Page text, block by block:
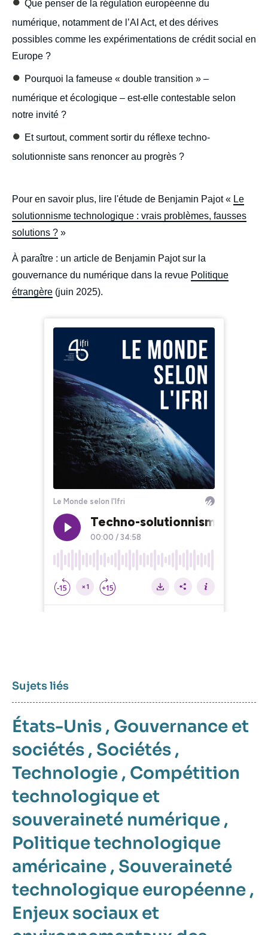
Que penser de la régulation européenne du
numérique, notamment de l’AI Act, et des dérives
possibles comme les expérimentations de crédit social en
Europe ?
● Pourquoi la fameuse « double transition » –
numérique et écologique – est-elle contestable selon
notre invité ?
● Et surtout, comment sortir du réflexe techno-
solutionniste sans renoncer au progrès ?
Pour en savoir plus, lire l'étude de Benjamin Pajot « Le
solutionnisme technologique : vrais problèmes, fausses
solutions ? »
À paraître : un article de Benjamin Pajot sur la
gouvernance du numérique dans la revue Politique
étrangère (juin 2025).
Sujets liés
États-Unis , Gouvernance et
sociétés , Sociétés ,
Technologie , Compétition
technologique et
souveraineté numérique ,
Politique technologique
américaine , Souveraineté
technologique européenne ,
Enjeux sociaux et